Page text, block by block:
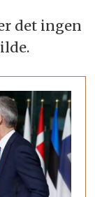
det ingen